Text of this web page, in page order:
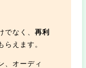
でなく、再利
らえます。
、オーディ